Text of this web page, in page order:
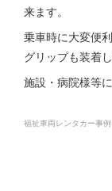
来ます。
乗車時に大変便
グリップも装着
施設・病院様等
福祉車両レンタカー事例